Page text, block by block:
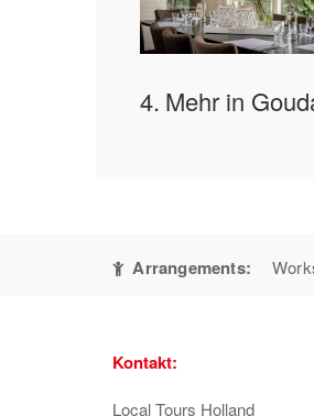
4. Mehr in
Arrangements:
Kontakt:
Local Tours Holland